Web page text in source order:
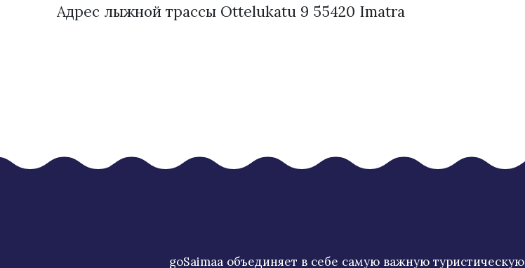
Адрес лыжной трассы Ottelukatu 9 55420 Imatra
goSaimaa объединяет в себе самую важную туристическую